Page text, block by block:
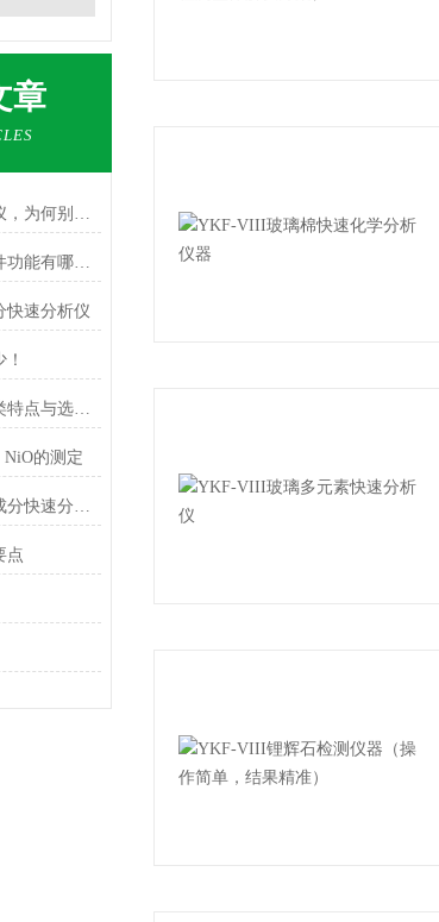
章
同样的玻璃成分快速分析仪，为何别人的使用寿命如此长？
玻璃成分快速分析仪的软件功能有哪些？
快速分析仪
水泥成分快速分析仪的种类特点与选购指南
NiO的测定
正确安装才能保证硅酸盐成分快速分析仪的正常运行
点